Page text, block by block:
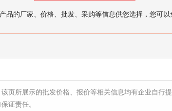
品的厂家、价格、批发、采购等信息供您选择，您可
页所展示的批发价格、报价等相关信息均有企业自行
证责任。